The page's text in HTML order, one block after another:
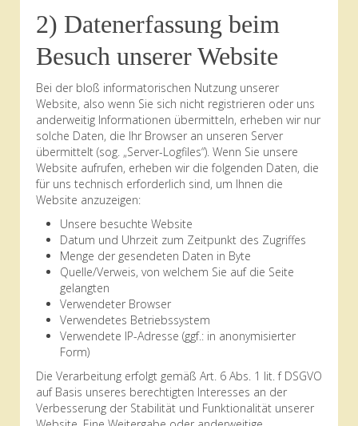
2) Datenerfassung beim
Besuch unserer Website
Bei der bloß informatorischen Nutzung unserer
Website, also wenn Sie sich nicht registrieren oder uns
anderweitig Informationen übermitteln, erheben wir nur
solche Daten, die Ihr Browser an unseren Server
übermittelt (sog. „Server-Logfiles“). Wenn Sie unsere
Website aufrufen, erheben wir die folgenden Daten, die
für uns technisch erforderlich sind, um Ihnen die
Website anzuzeigen:
Unsere besuchte Website
Datum und Uhrzeit zum Zeitpunkt des Zugriffes
Menge der gesendeten Daten in Byte
Quelle/Verweis, von welchem Sie auf die Seite
gelangten
Verwendeter Browser
Verwendetes Betriebssystem
Verwendete IP-Adresse (ggf.: in anonymisierter
Form)
Die Verarbeitung erfolgt gemäß Art. 6 Abs. 1 lit. f DSGVO
auf Basis unseres berechtigten Interesses an der
Verbesserung der Stabilität und Funktionalität unserer